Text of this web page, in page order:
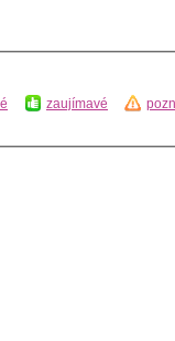
zaujímavé